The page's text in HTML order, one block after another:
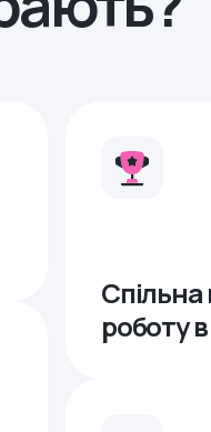
Спільна
роботу в